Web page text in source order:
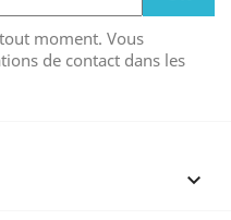
moment. Vous
de contact dans les
